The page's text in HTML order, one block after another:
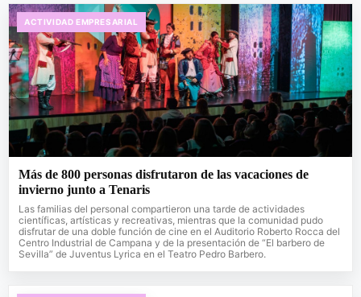
ACTIVIDAD EMPRESARIAL
Más de 800 personas disfrutaron de las vacaciones de
invierno junto a Tenaris
Las familias del personal compartieron una tarde de actividades
científicas, artísticas y recreativas, mientras que la comunidad pudo
disfrutar de una doble función de cine en el Auditorio Roberto Rocca del
Centro Industrial de Campana y de la presentación de “El barbero de
Sevilla” de Juventus Lyrica en el Teatro Pedro Barbero.